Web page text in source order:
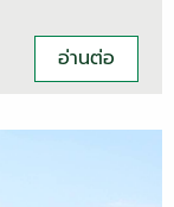
อ่านต่อ